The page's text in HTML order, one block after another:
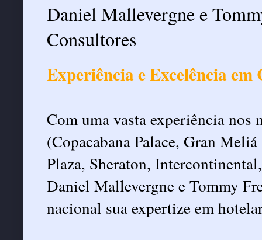
Daniel Mallevergne e
Consultores
Experiência e Excelência
Com uma vasta experiência
(Copacabana Palace, Gran
Plaza, Sheraton,
Daniel Mallevergne e Tommy
nacional sua expertize em